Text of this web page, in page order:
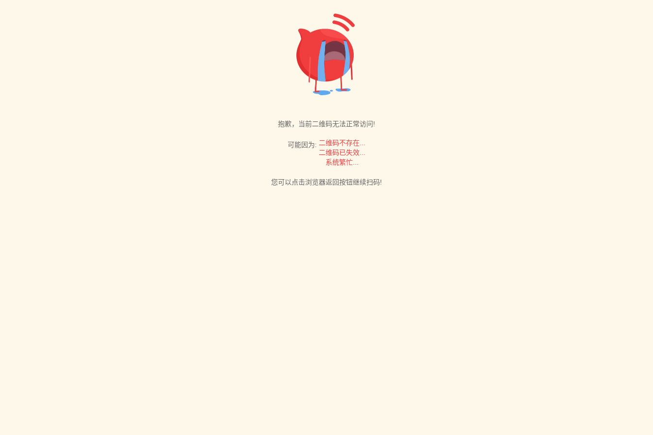
抱歉，当前二维码无法正常访问!
可能因为: 二维码不存在...
二维码已失效...
系统繁忙...
您可以点击浏览器返回按钮继续扫码!